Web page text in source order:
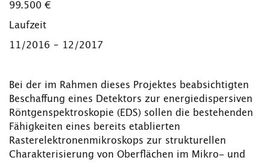
99.500 €
Laufzeit
11/2016 – 12/2017
Bei der im Rahmen dieses Projektes beabsichtigten
Beschaffung eines Detektors zur energiedispersiven
Röntgenspektro­skopie (EDS) sollen die bestehenden
Fähigkeiten eines bereits etablierten
Rasterelektronenmikroskops zur strukturellen
Charakterisierung von Oberflächen im Mikro- und